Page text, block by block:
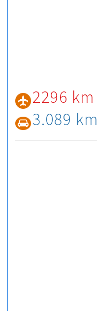
2296 km
3.089 km